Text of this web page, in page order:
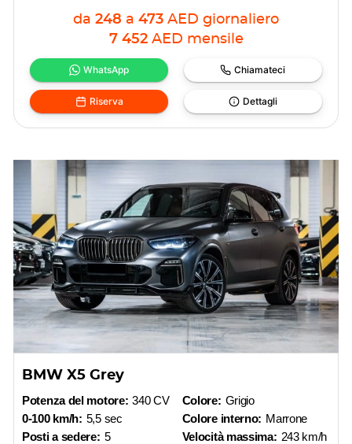
da 248 a 473 AED giornaliero
7 452 AED mensile
WhatsApp Chiamateci
Riserva Dettagli
BMW X5 Grey
Potenza del motore: 340 CV
0-100 km/h: 5,5 sec
Posti a sedere: 5
Colore: Grigio
Colore interno: Marrone
Velocità massima: 243 km/h